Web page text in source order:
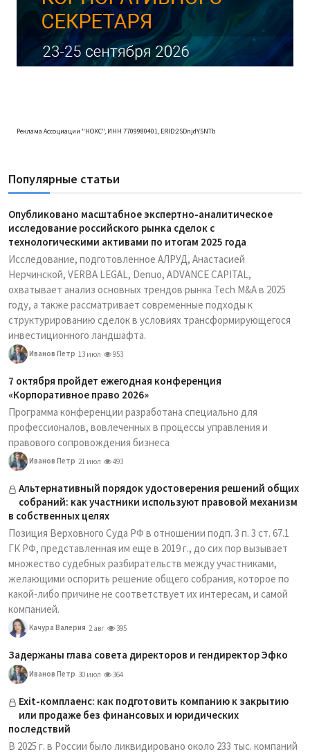
Реклама Ассоциации "НОКС", ИНН 7709980401, ERID:2SDnjdY5NTb
Популярные статьи
Опубликовано масштабное экспертно-аналитическое
исследование российского рынка сделок с
технологическими активами по итогам 2025 года
Исследование, подготовленное АЛРУД, Анастасией
Нерчинской, VERBA LEGAL, Denuo, ADVANCE CAPITAL,
охватывает анализ основных трендов рынка Tech M&A в 2025
году, а также рассматривает современные подходы к
структурированию сделок в условиях трансформирующегося
инвестиционного ландшафта.
Иванов Петр 13 июл 953
7 октября пройдет ежегодная конференция
«Корпоративное право 2026»
Программа конференции разработана специально для
профессионалов, вовлеченных в процессы управления и
правового сопровождения бизнеса
Иванов Петр 21 июл 493
Альтернативный порядок удостоверения решений общих
собраний: как участники используют правовой механизм
в собственных целях
Позиция Верховного Суда РФ в отношении подп. 3 п. 3 ст. 67.1
ГК РФ, представленная им еще в 2019 г., до сих пор вызывает
множество судебных разбирательств между участниками,
желающими оспорить решение общего собрания, которое по
какой-либо причине не соответствует их интересам, и самой
компанией.
Качура Валерия 2 авг 395
Задержаны глава совета директоров и гендиректор Эфко
Иванов Петр 30 июл 364
Exit-комплаенс: как подготовить компанию к закрытию
или продаже без финансовых и юридических
последствий
В 2025 г. в России было ликвидировано около 233 тыс. компаний